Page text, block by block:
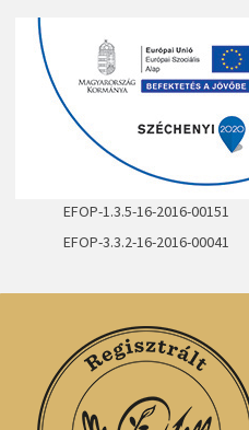
EFOP-1.3.5-16-2016-00151
EFOP-3.3.2-16-2016-00041